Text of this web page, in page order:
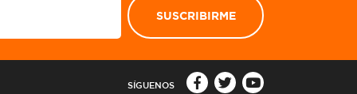
SUSCRIBIRME
SÍGUENOS